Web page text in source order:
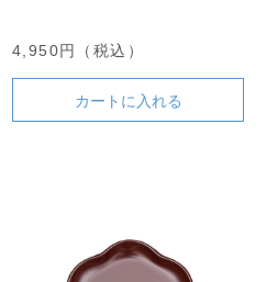
4,950円（税込）
カートに入れる